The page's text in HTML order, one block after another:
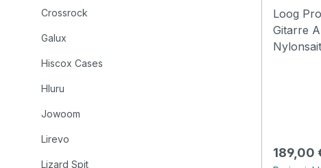
Crossrock
Galux
Hiscox Cases
Hluru
Jowoom
Lirevo
Lizard Spit
Loog
Gitarre Altersempfehlung: 9+
App. Im neuen Cutaway-Design
Specification Body:
189,00